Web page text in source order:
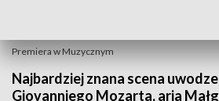
Premiera w Muzycznym
Najbardziej znana scena
Giovanniego Mozarta, aria